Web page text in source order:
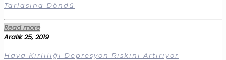
Tarlasına Döndü
Read more
Aralık 25, 2019
Hava Kirliliği Depresyon Riskini Artırıyor